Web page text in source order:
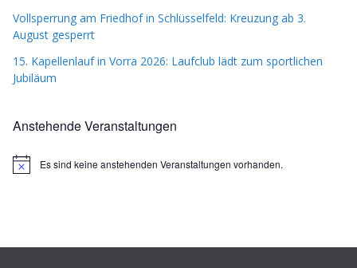
Vollsperrung am Friedhof in Schlüsselfeld: Kreuzung ab 3.
August gesperrt
15. Kapellenlauf in Vorra 2026: Laufclub lädt zum sportlichen
Jubiläum
Anstehende Veranstaltungen
H
s
Es sind keine anstehenden Veranstaltungen vorhanden.